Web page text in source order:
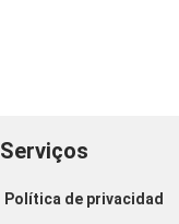
Serviços
Política de privacidad